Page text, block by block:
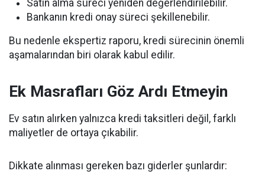
Satın alma süreci yeniden değerlendirilebilir.
Bankanın kredi onay süreci şekillenebilir.
Bu nedenle ekspertiz raporu, kredi sürecinin önemli
aşamalarından biri olarak kabul edilir.
Ek Masrafları Göz Ardı Etmeyin
Ev satın alırken yalnızca kredi taksitleri değil, farklı
maliyetler de ortaya çıkabilir.
Dikkate alınması gereken bazı giderler şunlardır: